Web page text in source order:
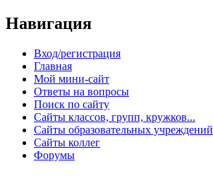
Навигация
Вход/регистрация
Главная
Мой мини-сайт
Ответы на вопросы
Поиск по сайту
Сайты классов, групп, кружков...
Сайты образовательных учреждений
Сайты коллег
Форумы